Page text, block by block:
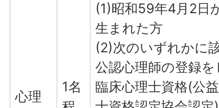
心理
1名
(1)昭和59年4月2日
生まれた方
(2)次のいずれかに
公認心理師の登録
臨床心理士資格(公